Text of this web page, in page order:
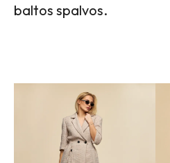
baltos spalvos.